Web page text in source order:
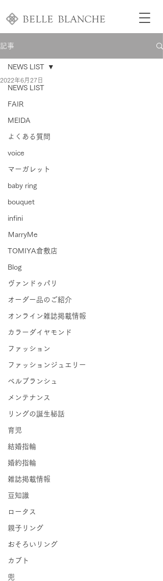
記事
NEWS LIST
FAIR
MEIDA
よくある質問
voice
マーガレット
baby ring
bouquet
infini
ＭarryMe
TOMIYA倉敷店
Blog
ヴァンドゥパリ
オーダー品のご紹介
オンライン雑誌掲載情報
カラーダイヤモンド
ファッション
ファッションジュエリー
ベルブランシュ
メンテナンス
リングの誕生秘話
育児
結婚指輪
婚約指輪
雑誌掲載情報
豆知識
ロータス
親子リング
おそろいリング
カブト
兜
NEWS LIST
2022年6月27日